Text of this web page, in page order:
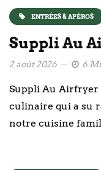
ENTRÉES & APÉROS
Suppli Au
2 août 2026 6
Suppli Au Airfryer
culinaire qui a su
notre cuisine